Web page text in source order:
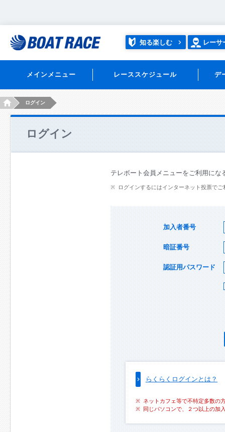
知る楽しむ レーサ
メインメニュー レーススケジュール デ
HOMEログイン
ログイン
テレボート会員メニューをご利用にな
ログインするにはインターネット投票で
加入者番号
暗証番号
認証用パスワード
らくらくログインとは？
ネットカフェ等で不特定多数の
同じパソコンで、２つ以上の加